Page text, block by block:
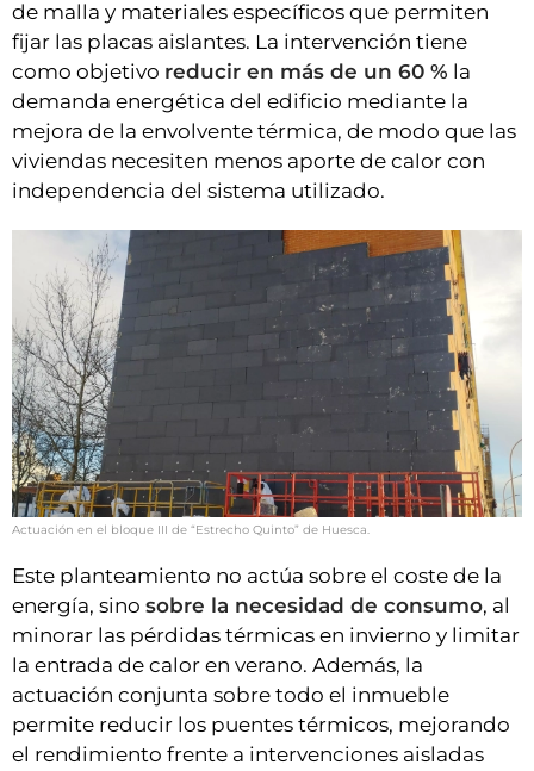
de malla y materiales específicos que permiten
fijar las placas aislantes. La intervención tiene
como objetivo reducir en más de un 60 % la
demanda energética del edificio mediante la
mejora de la envolvente térmica, de modo que las
viviendas necesiten menos aporte de calor con
independencia del sistema utilizado.
Actuación en el bloque III de “Estrecho Quinto” de Huesca.
Este planteamiento no actúa sobre el coste de la
energía, sino sobre la necesidad de consumo, al
minorar las pérdidas térmicas en invierno y limitar
la entrada de calor en verano. Además, la
actuación conjunta sobre todo el inmueble
permite reducir los puentes térmicos, mejorando
el rendimiento frente a intervenciones aisladas